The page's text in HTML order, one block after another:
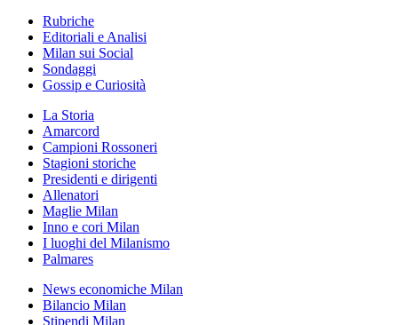
Rubriche
Editoriali e Analisi
Milan sui Social
Sondaggi
Gossip e Curiosità
La Storia
Amarcord
Campioni Rossoneri
Stagioni storiche
Presidenti e dirigenti
Allenatori
Maglie Milan
Inno e cori Milan
I luoghi del Milanismo
Palmares
News economiche Milan
Bilancio Milan
Stipendi Milan